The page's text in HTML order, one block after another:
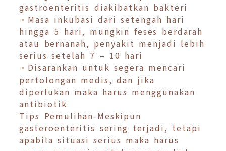
gastroenteritis diakibatkan bakteri
•Masa inkubasi dari setengah hari
hingga 5 hari, mungkin feses berdarah
atau bernanah, penyakit menjadi lebih
serius setelah 7 – 10 hari
•Disarankan untuk segera mencari
pertolongan medis, dan jika
diperlukan maka harus menggunakan
antibiotik
Tips Pemulihan-Meskipun
gasteroenteritis sering terjadi, tetapi
apabila situasi serius maka harus